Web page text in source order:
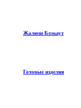
Жалюзи Блэкаут
Готовые изделия